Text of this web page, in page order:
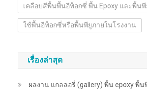
เคลือบสีพื้นพื้นอีพ็อกซี่ พื้น Epoxy และพื้นพี
ใช้พื้นอีพ็อกซี่หรือพื้นพียูภายในโรงงาน
เรื่องล่าสุด
ผลงาน แกลลอรี่ (gallery) พื้น epoxy พื้น